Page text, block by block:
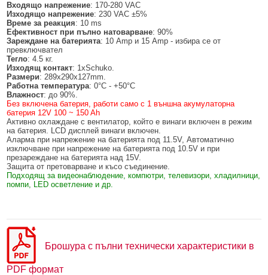
БЕЗЖИЧНИ АЛАРМЕНИ ПАНЕЛИ (ХЪБ) AJAX
БЕЗЖИЧНИ РАЗШИРИТЕЛИ НА ОБХВАТ AJAX
БЕЗЖИЧНИ ДЕТЕКТОРИ AJAX
БЕЗЖИЧНИ ДЕТЕКТОРИ ЗА ПОЖАР, ДИМ, ТОПЛИНА И ВЪГЛЕРОДЕН
ОКСИД
БЕЗЖИЧНИ КЛАВИАТУРИ AJAX
БЕЗКОНТАКТНИ RFID КАРТИ И ЧИПОВЕ ЗА КЛАВИАТУРИ
БЕЗЖИЧНИ ДИСТАНЦИОННИ УПРАВЛЕНИЯ И БУТОНИ
БЕЗЖИЧНИ СИРЕНИ AJAX
МОДУЛИ ЗА СГРАДНА АВТОМАТИЗАЦИЯ AJAX
БЕЗЖИЧНИ АЛАРМЕНИ СИСТЕМИ HIKVISION AX PRO
БЕЗЖИЧНИ ПАНЕЛИ HIKVISION AX PRO
БЕЗЖИЧНИ ДЕТЕКТОРИ ЗА HIKVISION AX PRO
БЕЗЖИЧНИ МОДУЛИ И АКСЕСОАРИ ЗА HIKVISION AX PRO
КОМПЛЕКТИ БЕЗЖИЧНИ АЛАРМЕНИ СИСТЕМИ AX PRO
КОМУНИКАЦИОННИ ШКАФОВЕ
ALFALINE, СТЕННИ/СТОЯЩИ, С ОТВАРЯЕМИ И ЗАКЛЮЧВАЩИ СЕ
СТРАНИЦИ
INTERLINE, СТОЯЩИ - НЕОТВАРЯЕМИ СТРАНИЦИ
BETALINE, СТОЯЩИ С ОТВАРЯЕМИ И ЗАКЛЮЧВАЩИ СЕ СТРАНИЦИ
АКСЕСОАРИ ЗА КОМУНИКАЦИОННИ ШКАФОВЕ
УПОТРЕБЯВАНА ТЕХНИКА
Входящо напрежение: 170-280 VAC
Изходящо напрежение: 230 VAC ±5%
Време за реакция: 10 ms
Ефективност при пълно натоварване: 90%
Зареждане на батерията: 10 Amp и 15 Amp - избира се от
превключвател
Тегло: 4.5 кг.
Изходящ контакт: 1xSchuko.
Размери: 289x290x127mm.
Работна температура: 0°C - +50°C
Влажност: до 90%.
Без включена батерия, работи само с 1 външна акумулаторна
батерия 12V 100 ~ 150 Ah
Активно охлаждане с вентилатор, който е винаги включен в режим
на батерия. LCD дисплей винаги включен.
Аларма при напрежение на батерията под 11.5V, Автоматично
изключване при напрежение на батерията под 10.5V и при
презареждане на батерията над 15V.
Защита от претоварване и късо съединение.
Подходящ за видеонаблюдение, компютри, телевизори, хладилници,
помпи, LED осветление и др.
Брошура с пълни технически характеристики в
PDF формат